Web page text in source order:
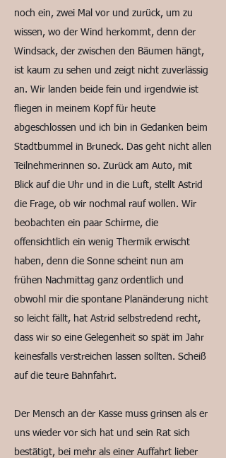
noch ein, zwei Mal vor und zurück, um zu
wissen, wo der Wind herkommt, denn der
Windsack, der zwischen den Bäumen hängt,
ist kaum zu sehen und zeigt nicht zuverlässig
an. Wir landen beide fein und irgendwie ist
fliegen in meinem Kopf für heute
abgeschlossen und ich bin in Gedanken beim
Stadtbummel in Bruneck. Das geht nicht allen
Teilnehmerinnen so. Zurück am Auto, mit
Blick auf die Uhr und in die Luft, stellt Astrid
die Frage, ob wir nochmal rauf wollen. Wir
beobachten ein paar Schirme, die
offensichtlich ein wenig Thermik erwischt
haben, denn die Sonne scheint nun am
frühen Nachmittag ganz ordentlich und
obwohl mir die spontane Planänderung nicht
so leicht fällt, hat Astrid selbstredend recht,
dass wir so eine Gelegenheit so spät im Jahr
keinesfalls verstreichen lassen sollten. Scheiß
auf die teure Bahnfahrt.
Der Mensch an der Kasse muss grinsen als er
uns wieder vor sich hat und sein Rat sich
bestätigt, bei mehr als einer Auffahrt lieber